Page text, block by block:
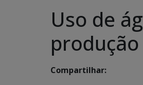
Uso de
Compartilhar: